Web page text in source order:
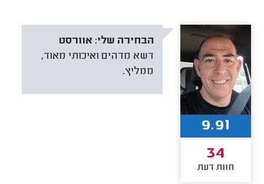
הבחירה שלי: אוורסט
דשא מדהים ואיכותי מאוד,
ממליץ.
9.91
34
חוות דעת